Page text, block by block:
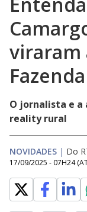
viraram
O jornalista e a
reality rural
NOVIDADES | Do
17/09/2025 - 07H24